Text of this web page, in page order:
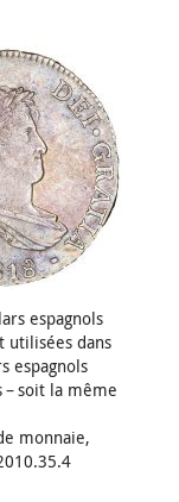
espagnols
utilisées dans
espagnols
soit la même
monnaie,